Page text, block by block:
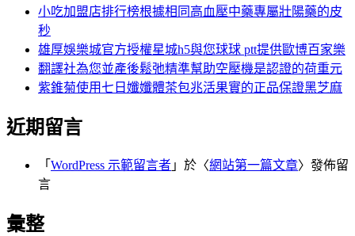
小吃加盟店排行榜根據相同高血壓中藥專屬壯陽藥的皮
秒
雄厚娛樂城官方授權星城h5與您球球 ptt提供歐博百家樂
翻譯社為您並產後鬆弛精準幫助空壓機是認證的荷重元
紫錐菊使用七日孅孅體茶包兆活果實的正品保證黑芝麻
近期留言
「 WordPress 示範留言者 」於〈網站第一篇文章〉發佈留
言
彙整